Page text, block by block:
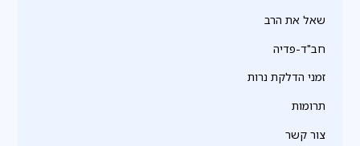
שאל את הרב
חב"ד-פדיה
זמני הדלקת נרות
תרומות
צור קשר